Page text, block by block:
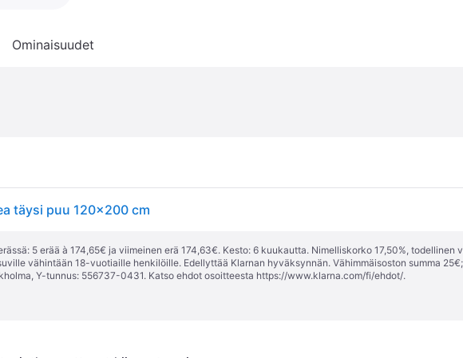
Ominaisuudet
täysi puu 120x200 cm
5 erää à 174,65€ ja viimeinen erä 174,63€. Kesto: 6 kuukautta. Nimelliskorko 17,50%,
vähintään 18-vuotiaille henkilöille. Edellyttää Klarnan hyväksynnän. Vähimmäisoston summa
Y-tunnus: 556737-0431. Katso ehdot osoitteesta https://www.klarna.com/fi/ehdot/.